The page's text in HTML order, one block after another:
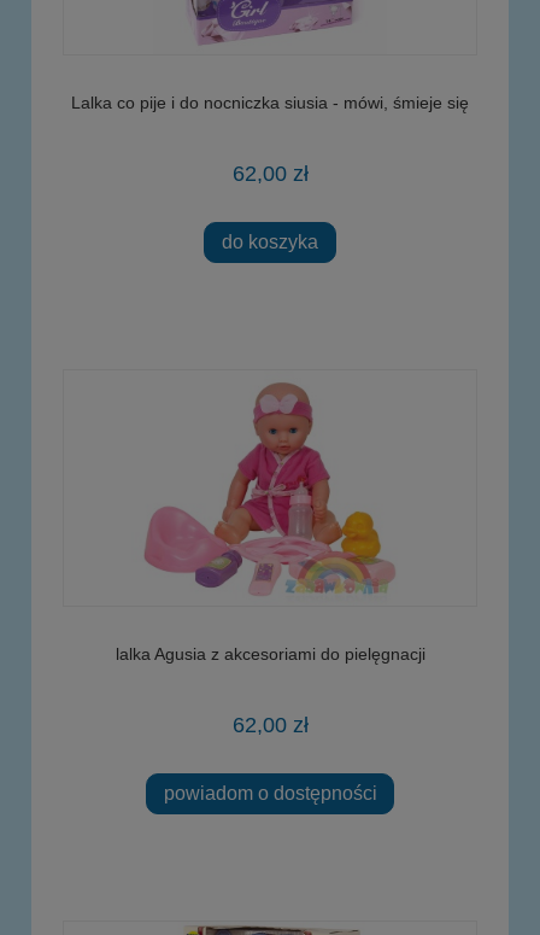
Lalka co pije i do nocniczka siusia - mówi, śmieje się
62,00 zł
do koszyka
lalka Agusia z akcesoriami do pielęgnacji
62,00 zł
powiadom o dostępności